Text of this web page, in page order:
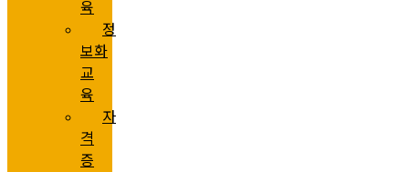
육
정
보화
교
육
자
격
증